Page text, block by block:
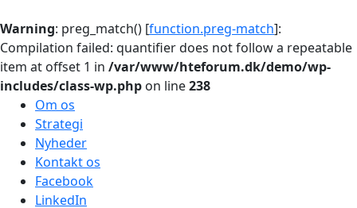
Warning: preg_match() [function.preg-match]:
Compilation failed: quantifier does not follow a repeatable
item at offset 1 in /var/www/hteforum.dk/demo/wp-
includes/class-wp.php on line238
Om os
Strategi
Nyheder
Kontakt os
Facebook
LinkedIn